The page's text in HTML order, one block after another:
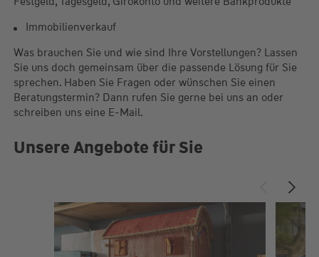
Immobilienverkauf
Was brauchen Sie und wie sind Ihre Vorstellungen? Lassen
Sie uns doch gemeinsam über die passende Lösung für Sie
sprechen. Haben Sie Fragen oder wünschen Sie einen
Beratungstermin? Dann rufen Sie gerne bei uns an oder
schreiben uns eine E-Mail.
Unsere Angebote für Sie